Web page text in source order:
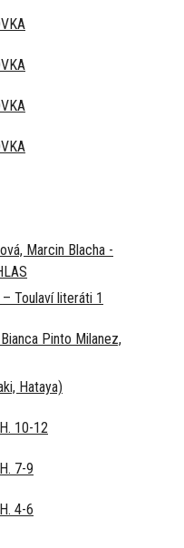
Marcin Blacha -
Toulaví literáti 1
Pinto Milanez,
Hataya)
10-12
7-9
4-6